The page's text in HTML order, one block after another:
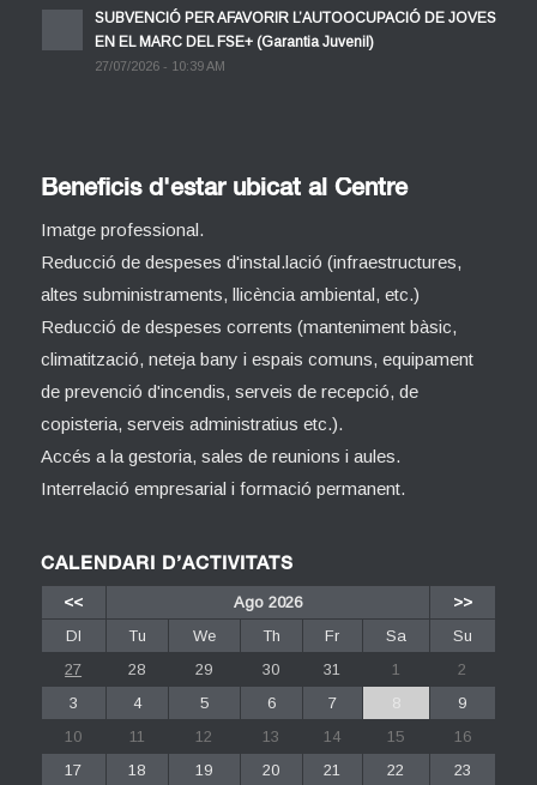
SUBVENCIÓ PER AFAVORIR L’AUTOOCUPACIÓ DE JOVES
EN EL MARC DEL FSE+ (Garantia Juvenil)
27/07/2026 - 10:39 AM
Beneficis d'estar ubicat al Centre
Imatge professional.
Reducció de despeses d'instal.lació (infraestructures,
altes subministraments, llicència ambiental, etc.)
Reducció de despeses corrents (manteniment bàsic,
climatització, neteja bany i espais comuns, equipament
de prevenció d'incendis, serveis de recepció, de
copisteria, serveis administratius etc.).
Accés a la gestoria, sales de reunions i aules.
Interrelació empresarial i formació permanent.
CALENDARI D’ACTIVITATS
<< Ago 2026
>>
Dl
Tu We Th Fr Sa
Su
27
28 29 30 31 1
2
3
4 5 6 7 8
9
10
11 12 13 14 15
16
17
18 19 20 21 22
23